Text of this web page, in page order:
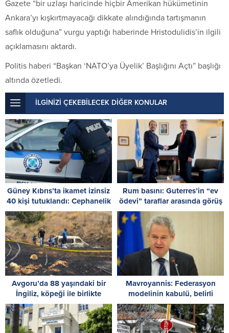
Gazete “bir uzlaşı haricinde hiçbir Amerikan hükümetinin
Ankara’yı kışkırtmayacağı dikkate alındığında tartışmanın
saflık olduğuna” vurgu yaptığı haberinde Hristodulidis’in ilgili
açıklamasını aktardı.
Politis haberi “Başkan ‘NATO’ya Üyelik’ Başlığını Açtı” başlığı
altında özetledi.
İLGİNİZİ ÇEKEBİLECEK DİĞER KONULAR
Güney Kıbrıs’ta ikamet izinsiz
40 kişi tutuklandı: Cephanelik
ele geçirildi
Rum basını: Guterres’in “ev
ödevi” taraflar arasında görüş
ayrılığı yarattı
Avgoru’da 88 yaşındaki bir
İngiliz, köpeği ile birlikte
yanarak can verdi
Mavroyannis: Federasyon
modelinin kabulü, belirli
beklentilerle Rum tarafının
verdiği en büyük taviz